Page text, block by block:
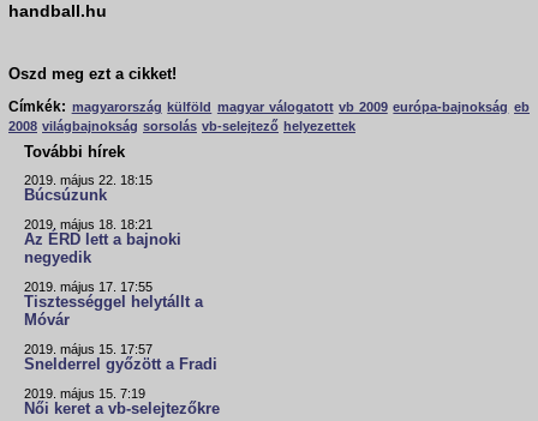
handball.hu
Oszd meg ezt a cikket!
Címkék: magyarország külföld magyar válogatott vb 2009 európa-bajnokság eb
2008 világbajnokság sorsolás vb-selejtező helyezettek
További hírek
2019. május 22. 18:15
Búcsúzunk
2019. május 18. 18:21
Az ÉRD lett a bajnoki
negyedik
2019. május 17. 17:55
Tisztességgel helytállt a
Móvár
2019. május 15. 17:57
Snelderrel győzött a Fradi
2019. május 15. 7:19
Női keret a vb-selejtezőkre